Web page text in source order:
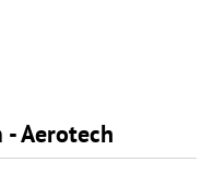
Aerotech